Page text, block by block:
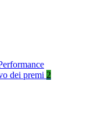
dei premi 2